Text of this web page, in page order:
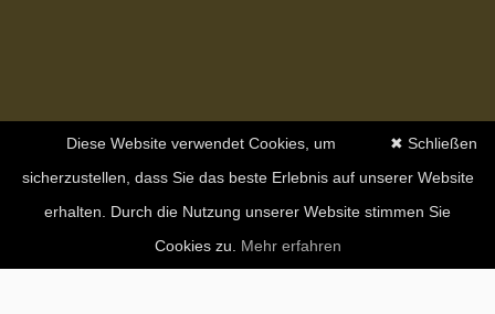
✖ Schließen
Diese Website verwendet Cookies, um
sicherzustellen, dass Sie das beste Erlebnis auf unserer Website
erhalten. Durch die Nutzung unserer Website stimmen Sie
Cookies zu. Mehr erfahren